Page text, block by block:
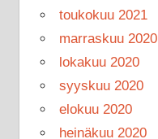
toukokuu 2021
marraskuu 2020
lokakuu 2020
syyskuu 2020
elokuu 2020
heinäkuu 2020